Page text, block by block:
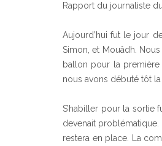
Rapport du journaliste
Aujourd’hui fut le jour
Simon, et Mouâdh.
ballon pour la première
nous avons débuté tôt
S’habiller pour la sortie
devenait
restera en place. La